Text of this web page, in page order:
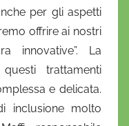
per gli aspetti
offrire ai nostri
innovative”. La
trattamenti
e delicata.
inclusione molto